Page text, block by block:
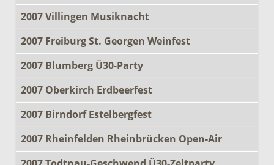
2007 Villingen Musiknacht
2007 Freiburg St. Georgen Weinfest
2007 Blumberg Ü30-Party
2007 Oberkirch Erdbeerfest
2007 Birndorf Estelbergfest
2007 Rheinfelden Rheinbrücken Open-Air